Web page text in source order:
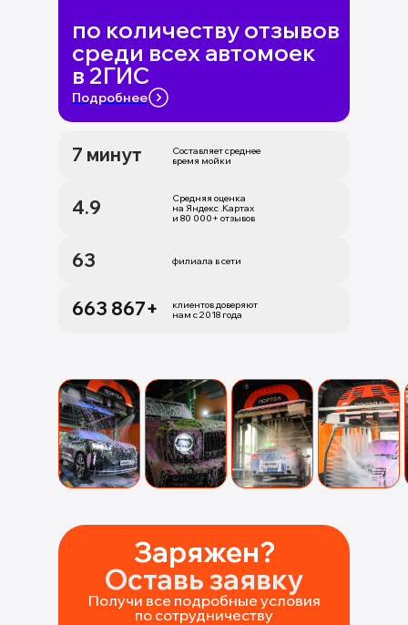
по количеству отзывов
среди всех автомоек
в 2ГИС
Подробнее
7 минут
Составляет среднее
время мойки
4.9
Средняя оценка
на Яндекс .Картах
и 80 000+ отзывов
63 филиала в сети
663 867+
клиентов доверяют
нам с 2018 года
Заряжен?
Оставь заявку
Получи все подробные условия
по сотрудничеству